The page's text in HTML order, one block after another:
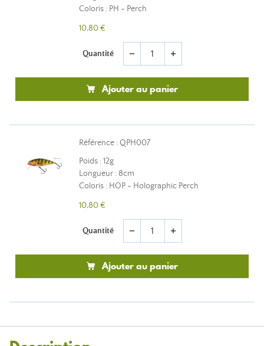
Coloris : PH - Perch
10,80 €
Quantité remove add
Ajouter au panier
Référence : QPH007
Poids : 12g
Longueur : 8cm
Coloris : HOP - Holographic Perch
10,80 €
Quantité remove add
Ajouter au panier